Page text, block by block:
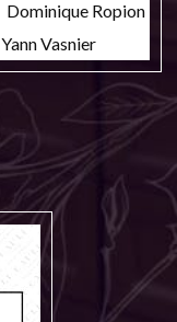
Dominique Ropion
Yann Vasnier